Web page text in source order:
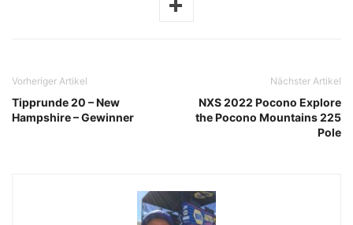
Vorheriger Artikel
Tipprunde 20 – New
Hampshire – Gewinner
Nächster Artikel
NXS 2022 Pocono Explore
the Pocono Mountains 225
Pole